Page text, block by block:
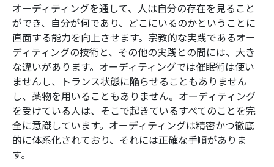
オーディティングを通して、人は自分の存在を見ること
ができ、自分が何であり、どこにいるのかということに
直面する能力を向上させます。宗教的な実践であるオー
ディティングの技術と、その他の実践との間には、大き
な違いがあります。オーディティングでは催眠術は使い
ませんし、トランス状態に陥らせることもありません
し、薬物を用いることもありません。オーディティング
を受けている人は、そこで起きているすべてのことを完
全に意識しています。オーディティングは精密かつ徹底
的に体系化されており、それには正確な手順がありま
す。